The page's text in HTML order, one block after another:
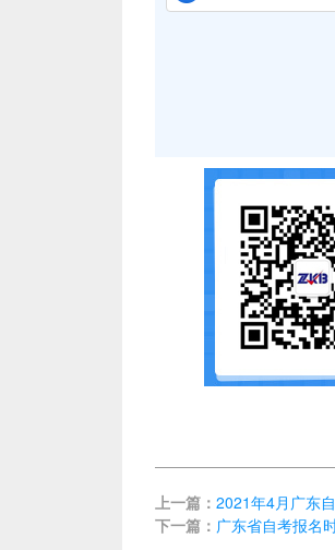
上一篇： 2021年4月广东
下一篇： 广东省自考报名